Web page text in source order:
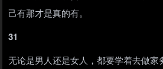
己有那才是真的有。
31
无论是男人还是女人，都要学着去做家